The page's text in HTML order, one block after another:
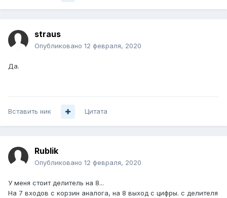
straus
Опубликовано 12 февраля, 2020
Да.
Вставить ник Цитата
Rublik
Опубликовано 12 февраля, 2020
У меня стоит делитель на 8...
На 7 входов с корзин аналога, на 8 выход с цифры. с делителя